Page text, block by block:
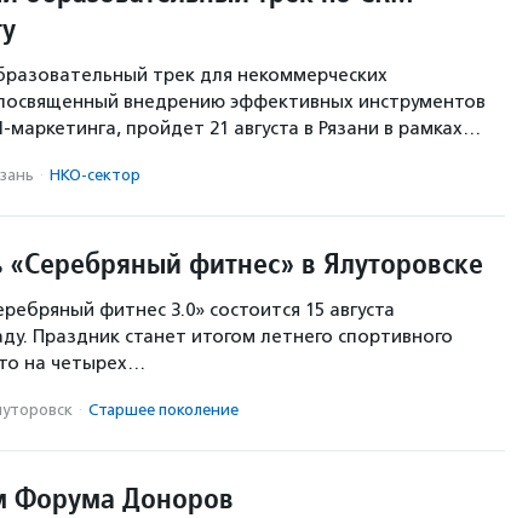
трек для некоммерческих
внедрению эффективных инструментов
маркетинга, пройдет 21 августа в Рязани в рамках…
· НКО-сектор
«Серебряный фитнес» в Ялуторовске
фитнес 3.0» состоится 15 августа
Праздник станет итогом летнего спортивного
на четырех…
· Старшее поколение
Форума Доноров